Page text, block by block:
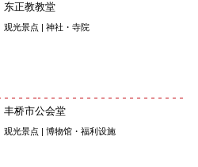
东正教教堂
观光景点 | 神社・寺院
丰桥市公会堂
观光景点 | 博物馆・福利设施